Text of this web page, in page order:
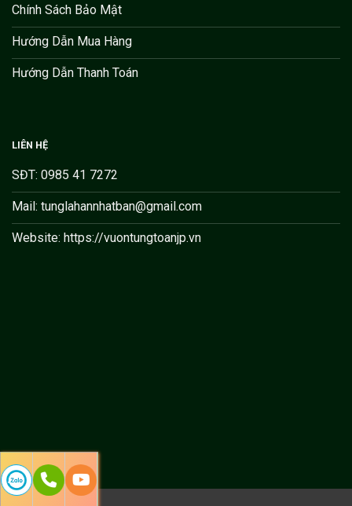
Chính Sách Bảo Mật
Hướng Dẫn Mua Hàng
Hướng Dẫn Thanh Toán
LIÊN HỆ
SĐT: 0985 41 7272
Mail: tunglahannhatban@gmail.com
Website: https://vuontungtoanjp.vn